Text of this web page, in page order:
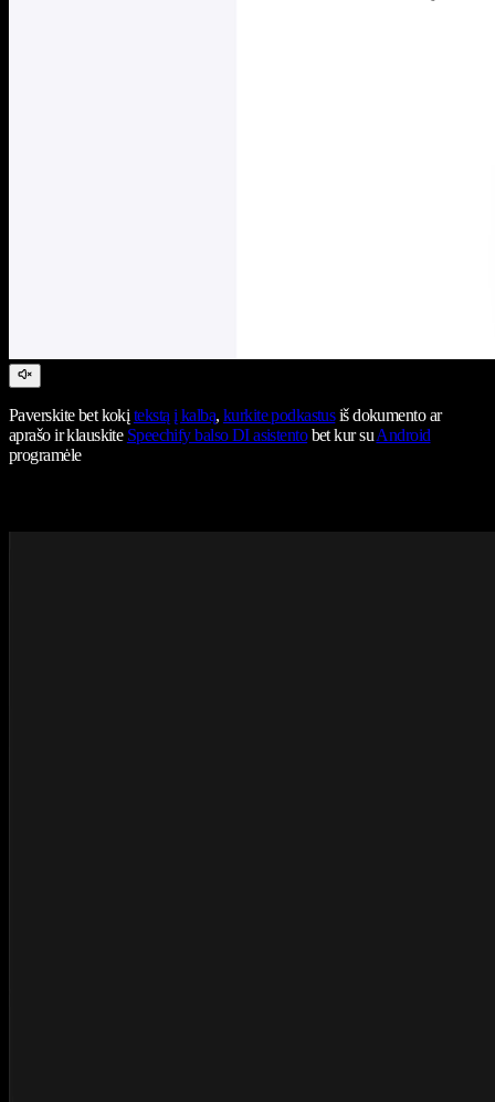
Paverskite bet kokįtekstą į kalbą, kurkite podkastusiš dokumento ar
aprašo ir klauskite Speechify balso DI asistentobet kur suAndroid
programėle